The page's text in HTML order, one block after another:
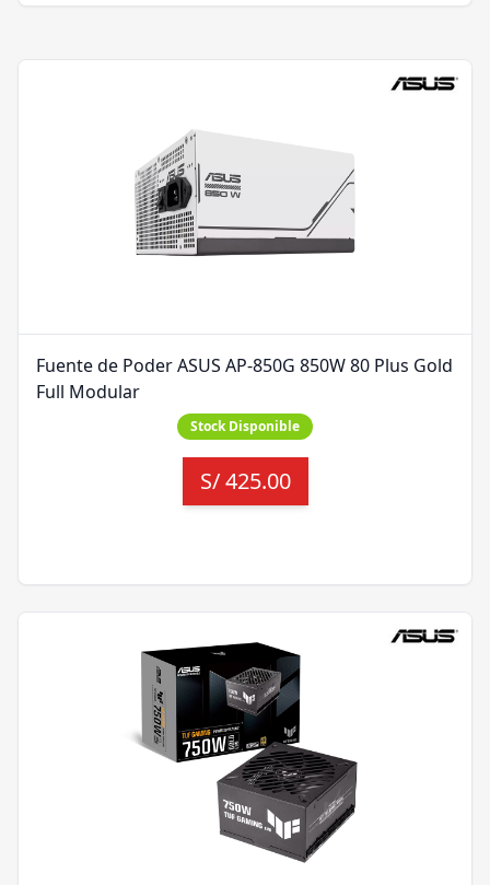
Fuente de Poder ASUS AP-850G 850W 80 Plus Gold
Full Modular
Stock Disponible
S/425.00